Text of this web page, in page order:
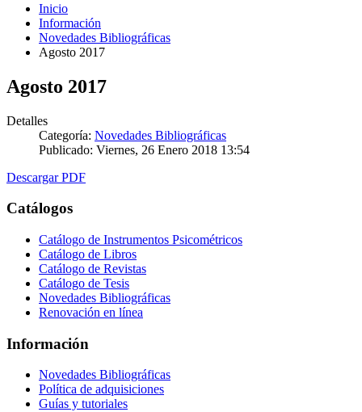
Inicio
Información
Novedades Bibliográficas
Agosto 2017
Agosto 2017
Detalles
Categoría: Novedades Bibliográficas
Publicado: Viernes, 26 Enero 2018 13:54
Descargar PDF
Catálogos
Catálogo de Instrumentos Psicométricos
Catálogo de Libros
Catálogo de Revistas
Catálogo de Tesis
Novedades Bibliográficas
Renovación en línea
Información
Novedades Bibliográficas
Política de adquisiciones
Guías y tutoriales